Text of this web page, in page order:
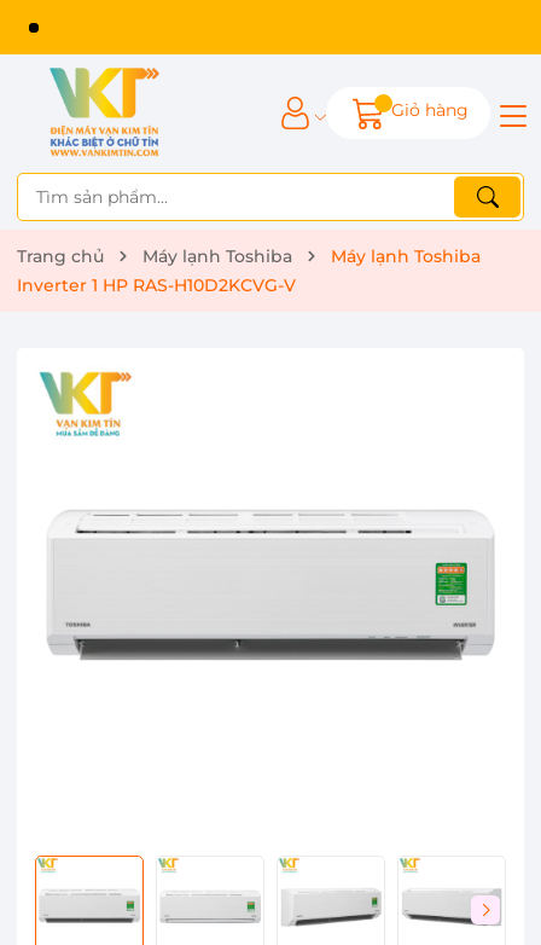
Giỏ hàng
Trang chủ Máy lạnh Toshiba
Máy lạnh Toshiba
Inverter 1 HP RAS-H10D2KCVG-V